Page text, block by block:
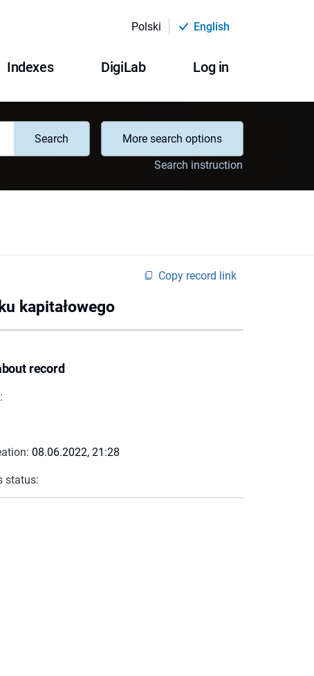
Polski English
Indexes DigiLab Log in
Search
More search options
Search instruction
Copy record link
kapitałowego
record
08.06.2022, 21:28
status: